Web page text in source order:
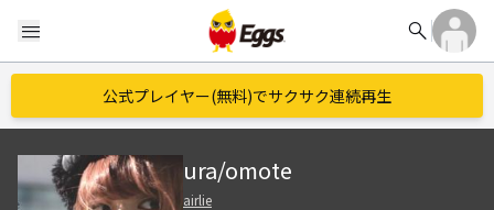
menu search
公式プレイヤー(無料)でサクサク連続再生
ura/omote
airlie